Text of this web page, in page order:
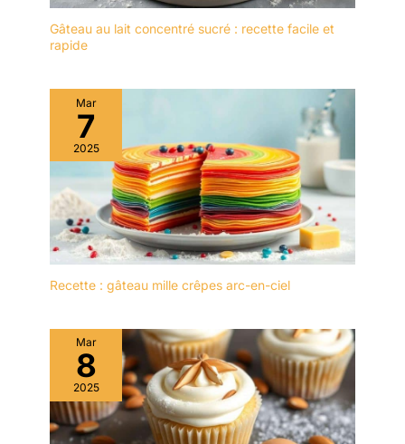
d'être rassuré Poignée
en bakélite :
confortable. Forte
compatibilité : style
universel, peut être utilisé
sur une cuisinière à gaz,
une cuisinière à
induction, un chauffage
électrique en céramique,
un four infrarouge, etc.
Gâteau au lait concentré sucré : recette facile et
rapide
Mar
7
2025
Recette : gâteau mille crêpes arc-en-ciel
Mar
8
2025